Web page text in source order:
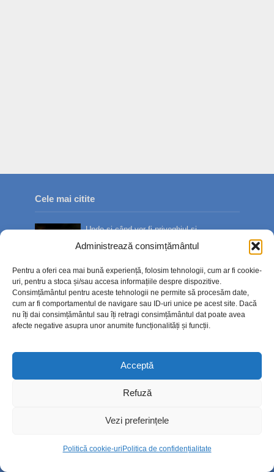
Administrează consimțământul
Pentru a oferi cea mai bună experiență, folosim tehnologii, cum ar fi cookie-
uri, pentru a stoca și/sau accesa informațiile despre dispozitive.
Consimțământul pentru aceste tehnologii ne permite să procesăm date,
cum ar fi comportamentul de navigare sau ID-uri unice pe acest site. Dacă
nu îți dai consimțământul sau îți retragi consimțământul dat poate avea
afecte negative asupra unor anumite funcționalități și funcții.
Acceptă
Refuză
Vezi preferințele
Politică cookie-uriPolitica de confidențialitate
Cele mai citite
Unde și când vor fi priveghiul și
înmormântarea lui Ștefan S...
24.7k views
Bilete de tratament balnear în stațiuni prin
Casa de Pensii:...
14.5k views
veniturile obținute...
13.9k views